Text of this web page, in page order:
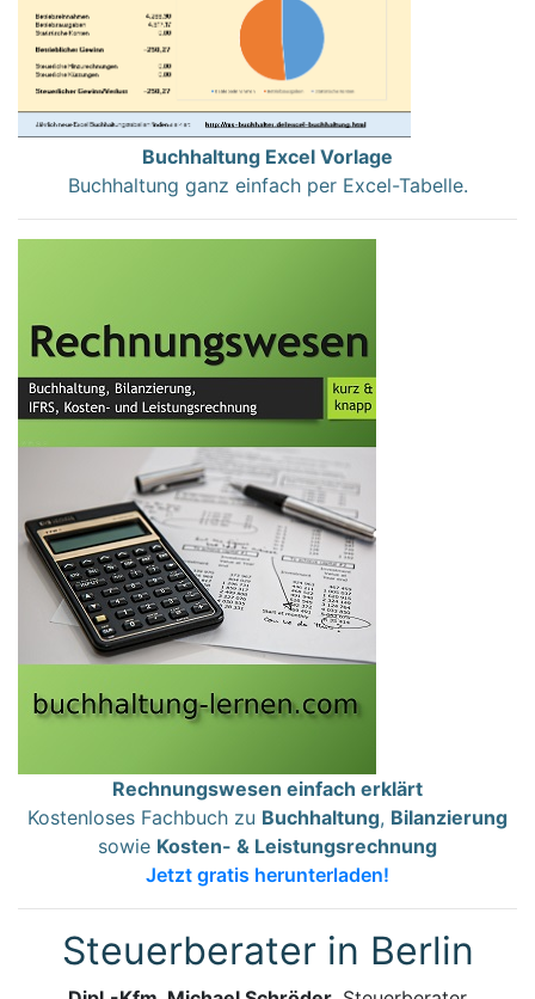
Buchhaltung Excel Vorlage
Buchhaltung ganz einfach per Excel-Tabelle.
Rechnungswesen einfach erklärt
Kostenloses Fachbuch zu Buchhaltung, Bilanzierung
sowie Kosten- & Leistungsrechnung
Jetzt gratis herunterladen!
Steuerberater in Berlin